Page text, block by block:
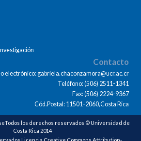
Contacto
electrónico: gabriela.chaconzamora@ucr.ac.cr
Teléfono: (506) 2511-1341
Fax: (506) 2224-9367
Cód.Postal: 11501-2060,Costa Rica
los derechos reservados © Universidad de
Costa Rica 2014